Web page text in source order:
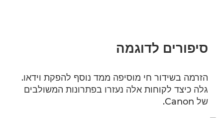
סיפורים לדוגמה
הזרמה בשידור חי מוסיפה ממד נוסף להפקת וידאו.
גלה כיצד לקוחות אלה נעזרו בפתרונות המשולבים
של Canon.